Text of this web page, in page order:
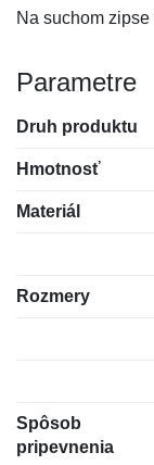
Na suchom
Parametre
Druh produktu
Hmotnosť
Materiál
Rozmery
Spôsob
pripevnenia